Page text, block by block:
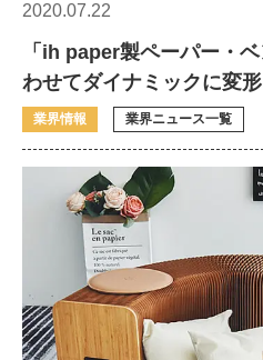
2020.07.22
「ih paper製ペーパー・
わせてダイナミックに変形
業界情報 業界ニュース一覧